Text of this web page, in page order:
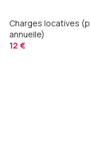
Charges locatives
annuelle)
12 €